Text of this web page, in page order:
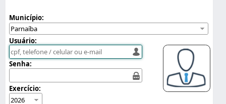
Município:
Usuário:
Senha:
Exercício: